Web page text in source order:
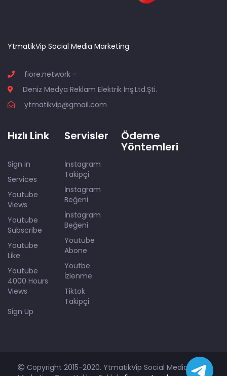
YtmatikVip Social Media Marketing
fiore.network -
Deniz Medya Reklam Elektrik İnş.Ltd.Şti.
ytmatikvip@gmail.com
Hızlı Link
Sign in
Services
Youtube
Views
Youtube
Subscribe
Youtube
Like
Youtube
4000 Hours
Views
Sign Up
Servisler
İnstagram
Takipçi
İnstagram
Beğeni
İnstagram
Beğeni
Youtube
Abone
Youtbe
İzlenme
Tiktok
Takipçi
Ödeme
Yöntemleri
Copyright 2015-2020. YtmatikVip Social Media